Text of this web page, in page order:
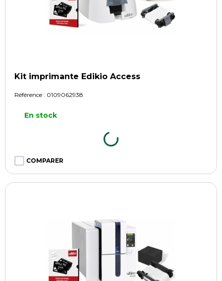
Kit imprimante Edikio Access
Référence : 0109062938
En stock
COMPARER